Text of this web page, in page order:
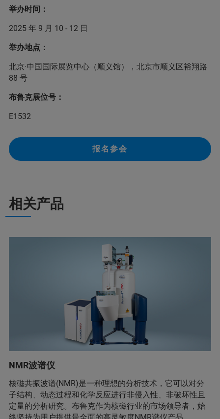
举办时间：
2025 年 9 月 10 - 12 日
举办地点：
北京·中国国际展览中心（顺义馆），北京市顺义区裕翔路
88 号
布鲁克展位号：
E1532
报名参会
相关产品
NMR波谱仪
核磁共振波谱(NMR)是一种理想的分析技术，它可以对分
子结构、动态过程和化学反应进行非侵入性、非破坏性且
定量的分析研究。布鲁克作为核磁行业的市场领导者，始
终坚持为用户提供最全面的高灵敏度NMR谱仪产品。